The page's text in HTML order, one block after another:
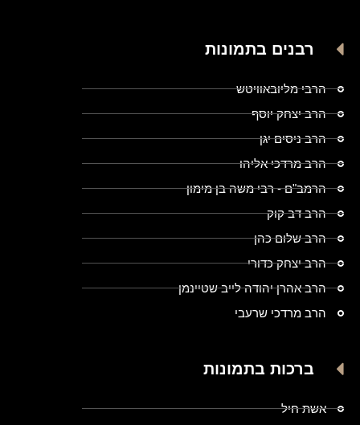
רבנים בתמונות
הרבי מליובאוויטש
הרב יצחק יוסף
הרב ניסים יגן
הרב מרדכי אליהו
הרמב"ם - רבי משה בן מימון
הרב דב קוק
הרב שלום כהן
הרב יצחק כדורי
הרב אהרן יהודה לייב שטיינמן
הרב מרדכי שרעבי
ברכות בתמונות
אשת חיל